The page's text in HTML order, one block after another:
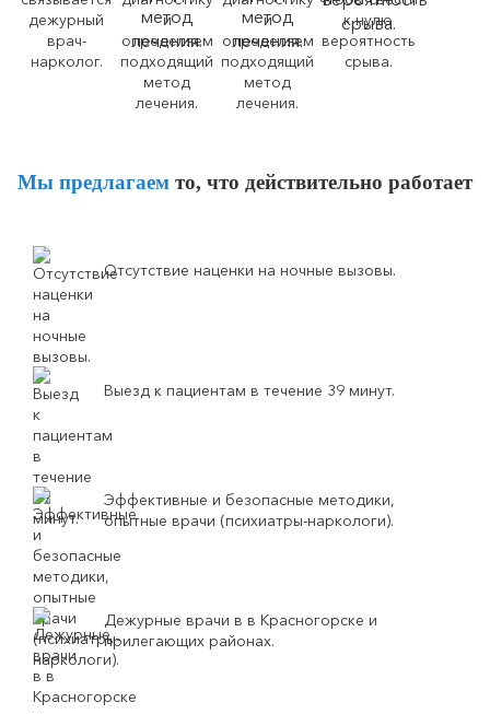
дежурный
врач-
нарколог.
и
определяем
подходящий
метод
лечения.
и
определяем
подходящий
метод
лечения.
к нулю
вероятность
срыва.
Мы предлагаем то, что действительно работает
Отсутствие наценки на ночные вызовы.
Выезд к пациентам в течение 39 минут.
Эффективные и безопасные методики,
опытные врачи (психиатры-наркологи).
Дежурные врачи в в Красногорске и
прилегающих районах.